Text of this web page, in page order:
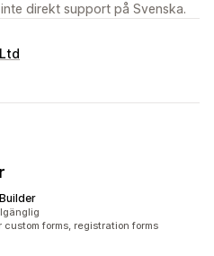
direkt support på Svenska.
custom forms, registration forms